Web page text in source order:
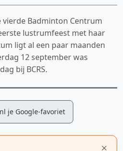
Badminton Centrum
lustrumfeest met haar
ligt al een paar maanden
12 september was
bij BCRS.
je Google-favoriet